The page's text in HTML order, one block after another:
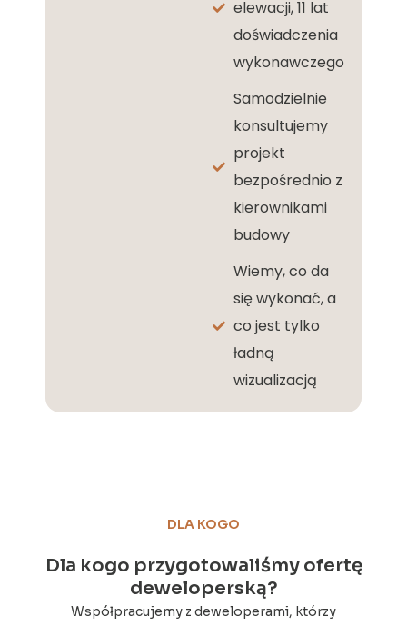
elewacji, 11 lat
doświadczenia
wykonawczego
Samodzielnie
konsultujemy
projekt
bezpośrednio z
kierownikami
budowy
Wiemy, co da
się wykonać, a
co jest tylko
ładną
wizualizacją
DLA KOGO
Dla kogo przygotowaliśmy ofertę
deweloperską?
Współpracujemy z deweloperami, którzy